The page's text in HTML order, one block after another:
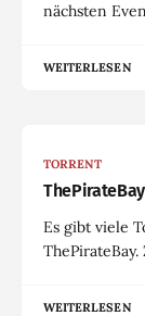
nächsten
WEITERLESEN
TORRENT
Es gibt viele
WEITERLESEN